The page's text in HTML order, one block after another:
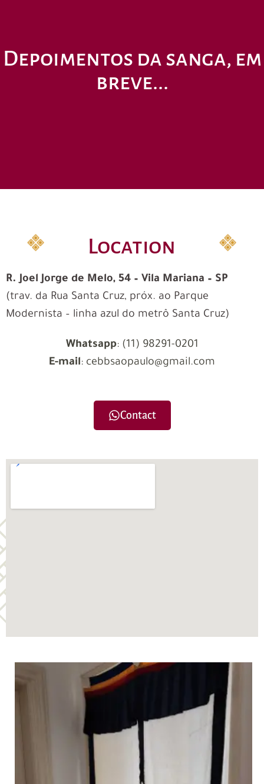
Depoimentos da sanga, em
breve...
Location
R. Joel Jorge de Melo, 54 – Vila Mariana – SP
(trav. da Rua Santa Cruz, próx. ao Parque
Modernista – linha azul do metrô Santa Cruz)
Whatsapp: (11) 98291-0201
E-mail: cebbsaopaulo@gmail.com
Contact